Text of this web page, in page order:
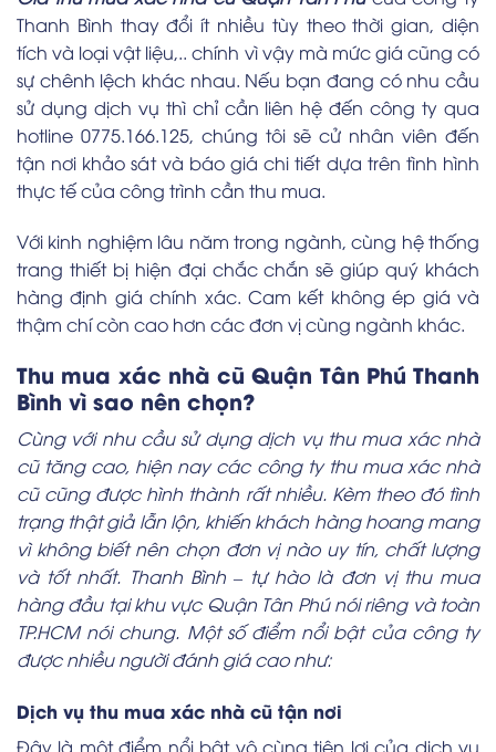
Thanh Bình thay đổi ít nhiều tùy theo thời gian, diện
tích và loại vật liệu,.. chính vì vậy mà mức giá cũng có
sự chênh lệch khác nhau. Nếu bạn đang có nhu cầu
sử dụng dịch vụ thì chỉ cần liên hệ đến công ty qua
hotline 0775.166.125, chúng tôi sẽ cử nhân viên đến
tận nơi khảo sát và báo giá chi tiết dựa trên tình hình
thực tế của công trình cần thu mua.
Với kinh nghiệm lâu năm trong ngành, cùng hệ thống
trang thiết bị hiện đại chắc chắn sẽ giúp quý khách
hàng định giá chính xác. Cam kết không ép giá và
thậm chí còn cao hơn các đơn vị cùng ngành khác.
Thu mua xác nhà cũ Quận Tân Phú Thanh
Bình vì sao nên chọn?
Cùng với nhu cầu sử dụng dịch vụ thu mua xác nhà
cũ tăng cao, hiện nay các công ty thu mua xác nhà
cũ cũng được hình thành rất nhiều. Kèm theo đó tình
trạng thật giả lẫn lộn, khiến khách hàng hoang mang
vì không biết nên chọn đơn vị nào uy tín, chất lượng
và tốt nhất. Thanh Bình – tự hào là đơn vị thu mua
hàng đầu tại khu vực Quận Tân Phú nói riêng và toàn
TP.HCM nói chung. Một số điểm nổi bật của công ty
được nhiều người đánh giá cao như:
Dịch vụ thu mua xác nhà cũ tận nơi
Đây là một điểm nổi bật vô cùng tiện lợi của dịch vụ